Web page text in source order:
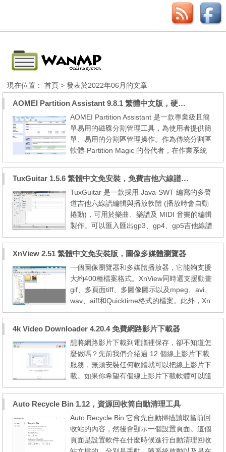
現在位置：首頁 > 發表於2022年06月的文章
AOMEI Partition Assistant 9.8.1 繁體中文版，硬碟分割區調整軟體
AOMEI Partition Assistant 是一款專業級且簡
單易用的磁碟分割管理工具，為使用者提供簡
單、易用的分割區管理操作。作為傳統分割區
軟體-Partition Magic 的替代者，在作業系統
相容性方面，此分割區工具打破了以前的軟體
Partition Magic 相容性差的缺點，它完美相容
於現有的全部 Windows 作業系統，包括 Wind
ows XP/2000/2003/WinPE，Windows 7/Vist
a，Windows2008/2011/2012 和最新的 Wind
ows 8/8.1。 ...
TuxGuitar 1.5.6 繁體中文免安裝，免費吉他六線譜編曲軟體
TuxGuitar 是一款採用 Java-SWT 編寫的多聲
道吉他六線譜編輯與播放軟體 (播放時會自動
捲動)，可用於樂曲、樂譜及 MIDI 音樂的編輯
製作。可以匯入匯出gp3、gp4、gp5吉他線譜
檔，具有分數檢視器、多音軌播放、播放時自
動捲動、註記持續時間管理、多種效果、重複
打開及關閉、時間簽章管理、節奏管理...等功
能及特色。 TuxGuitarPortable TuxGuitar Por
table - A Multitrack tablature editor and playe
r. - ...
XnView 2.51 繁體中文免安裝版，圖像多媒體瀏覽器
一個圖像瀏覽器和多媒體播放器，它能夠支援
大約400種檔案格式。XnView同時還支援動畫
gif、多頁面tiff、多圖像圖示以及mpeg、avi、
wav、aiff和Quicktime格式的檔案。此外，Xn
View還具有瀏覽器、幻燈片、螢幕捕捉、縮略
通訊錄、掃瞄輸入等功能。該軟體支援43種語
言，並能夠在Linux/FreeBSD/Irix/Solaris/HP-
UX/AIX等操作系統中使用。除一般的檢視、瀏
覽、幻燈顯示...
4k Video Downloader 4.20.4 免費網路影片下載器
想將網路影片下載到電腦裡保存，卻不知道怎
麼做嗎？先前我們介紹過 12 個線上影片下載
服務，無須安裝任何軟體就可以把線上影片下
載。如果你希望有個線上影片下載軟體可以隨
身帶著走，那麼可以試試 4k Video Download
跨平台的免費線上影片下載軟體，支援 Windo
ws, Mac OS X, Ubuntu, Debian, 提供免安裝
版，目前這款軟體可以下載 YouTube, Faceb
ook, Vimeo, Daily...
Auto Recycle Bin 1.12，資源回收筒自動清理工具
Auto Recycle Bin 它會先自動掃描讀取當前回
收站的內容，然後會顯示一個設置頁面。這個
頁面是設置軟件在什麼時候進行自動清理回收